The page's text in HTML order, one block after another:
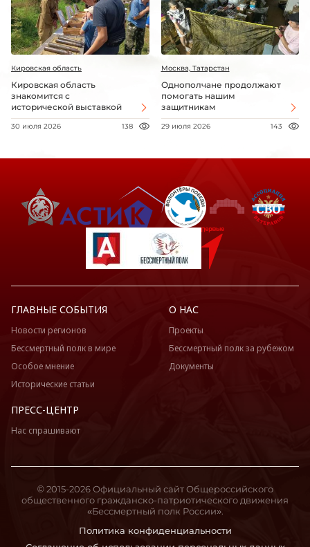
Кировская область
Кировская область
знакомится с
исторической выставкой
30 июля 2026 138
Москва, Татарстан
Однополчане продолжают
помогать нашим
защитникам
29 июля 2026 143
ГЛАВНЫЕ СОБЫТИЯ
Новости регионов
Бессмертный полк в мире
Особое мнение
Исторические статьи
О НАС
Проекты
Бессмертный полк за рубежом
Документы
ПРЕСС-ЦЕНТР
Нас спрашивают
Политика конфиденциальности
© 2015-2026 Официальный сайт Общероссийского
общественного гражданско-патриотического движения
«Бессмертный полк России».